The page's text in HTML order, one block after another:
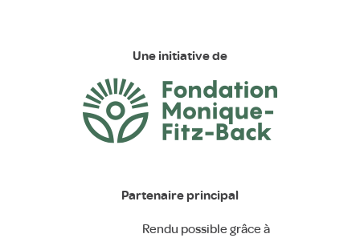
Une initiative de
Partenaire principal
Rendu possible grâce à